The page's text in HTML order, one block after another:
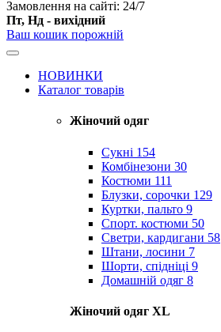
Замовлення на сайті: 24/7
Пт, Нд - вихідний
Ваш кошик порожній
НОВИНКИ
Каталог товарів
Жіночий одяг
Сукні 154
Комбінезони 30
Костюми 111
Блузки, сорочки 129
Куртки, пальто 9
Спорт. костюми 50
Светри, кардигани 58
Штани, лосини 7
Шорти, спідніці 9
Домашній одяг 8
Жіночий одяг XL